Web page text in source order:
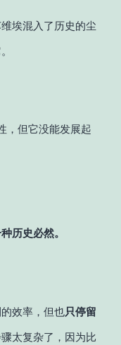
埃混入了历史的尘
，但它没能发展起
历史必然。
效率，但也只停留
太复杂了，因为比